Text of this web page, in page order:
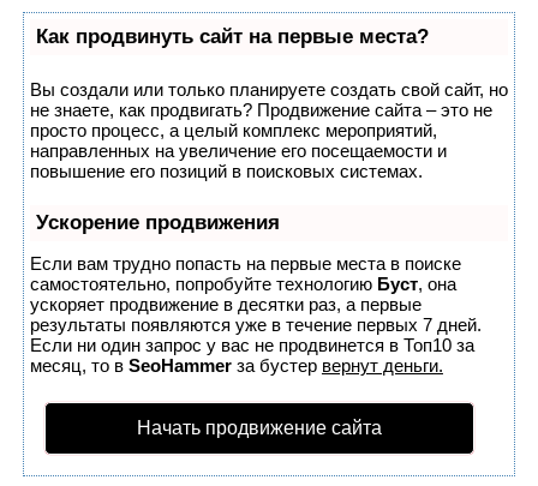
Как продвинуть сайт на первые места?
Вы создали или только планируете создать свой сайт, но
не знаете, как продвигать? Продвижение сайта – это не
просто процесс, а целый комплекс мероприятий,
направленных на увеличение его посещаемости и
повышение его позиций в поисковых системах.
Ускорение продвижения
Если вам трудно попасть на первые места в поиске
самостоятельно, попробуйте технологию Буст, она
ускоряет продвижение в десятки раз, а первые
результаты появляются уже в течение первых 7 дней.
Если ни один запрос у вас не продвинется в Топ10 за
месяц, то в SeoHammerза бустер вернут деньги.
Начать продвижение сайта